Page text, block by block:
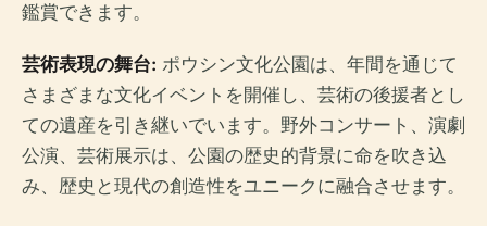
鑑賞できます。
芸術表現の舞台: ポウシン文化公園は、年間を通じて
さまざまな文化イベントを開催し、芸術の後援者とし
ての遺産を引き継いでいます。野外コンサート、演劇
公演、芸術展示は、公園の歴史的背景に命を吹き込
み、歴史と現代の創造性をユニークに融合させます。